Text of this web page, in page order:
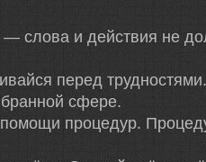
слова и действия не
перед трудностями.
сфере.
процедур.